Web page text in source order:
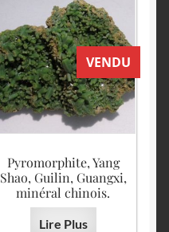
VENDU
Pyromorphite, Yang
Shao, Guilin, Guangxi,
minéral chinois.
Lire Plus